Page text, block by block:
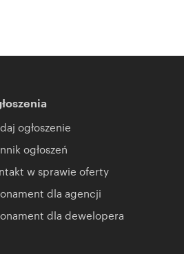
ogłoszenie
ogłoszeń
w sprawie oferty
dla agencji
dla dewelopera